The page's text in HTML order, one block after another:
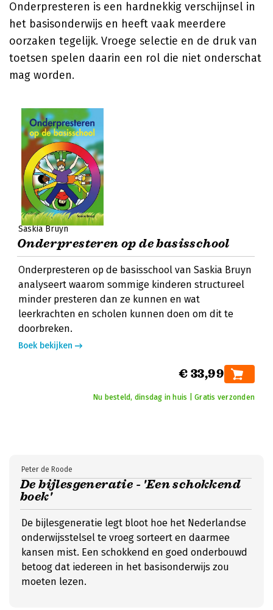
Onderpresteren is een hardnekkig verschijnsel in
het basisonderwijs en heeft vaak meerdere
oorzaken tegelijk. Vroege selectie en de druk van
toetsen spelen daarin een rol die niet onderschat
mag worden.
Saskia Bruyn
Onderpresteren op de basisschool
Onderpresteren op de basisschool van Saskia Bruyn
analyseert waarom sommige kinderen structureel
minder presteren dan ze kunnen en wat
leerkrachten en scholen kunnen doen om dit te
doorbreken.
Boek bekijken
€ 33,99
Nu besteld, dinsdag in huis | Gratis verzonden
De bijlesgeneratie - 'Een schokkend
boek'
Peter de Roode
De bijlesgeneratie legt bloot hoe het Nederlandse
onderwijsstelsel te vroeg sorteert en daarmee
kansen mist. Een schokkend en goed onderbouwd
betoog dat iedereen in het basisonderwijs zou
moeten lezen.